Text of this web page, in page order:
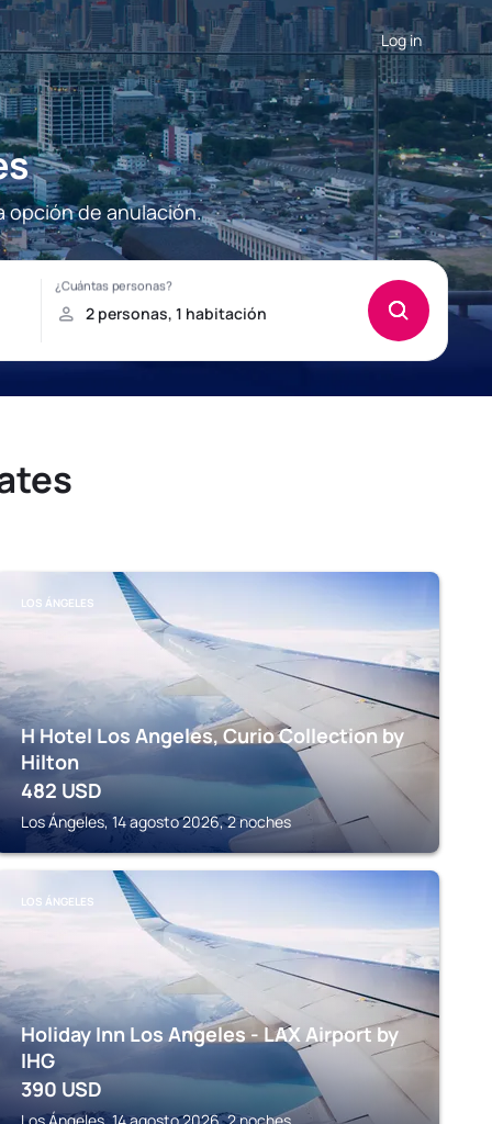
Log in
opción de anulación.
LOS ÁNGELES
H Hotel Los Angeles, Curio Collection by
Hilton
482 USD
Los Ángeles, 14 agosto 2026, 2 noches
LOS ÁNGELES
Holiday Inn Los Angeles - LAX Airport by
IHG
390 USD